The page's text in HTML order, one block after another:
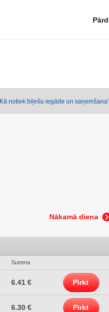
Kā notiek biļešu iegāde un
Nākamā diena
Summa
6.41 € Pirkt
6.30 € Pirkt